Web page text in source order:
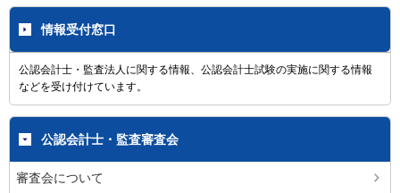
情報受付窓口
公認会計士・監査法人に関する情報、公認会計士試験の実施に関する情報
などを受け付けています。
公認会計士・監査審査会
審査会について